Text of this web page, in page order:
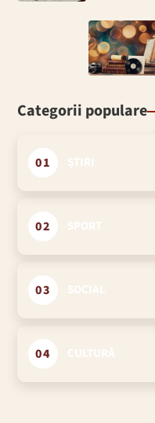
Categorii populare
01
02
03
04